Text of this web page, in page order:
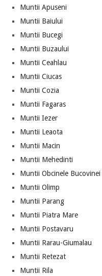
Muntii Apuseni
Muntii Baiului
Muntii Bucegi
Muntii Buzaului
Muntii Ceahlau
Muntii Ciucas
Muntii Cozia
Muntii Fagaras
Muntii Iezer
Muntii Leaota
Muntii Macin
Muntii Mehedinti
Muntii Obcinele Bucovinei
Muntii Olimp
Muntii Parang
Muntii Piatra Mare
Muntii Postavaru
Muntii Rarau-Giumalau
Muntii Retezat
Muntii Rila